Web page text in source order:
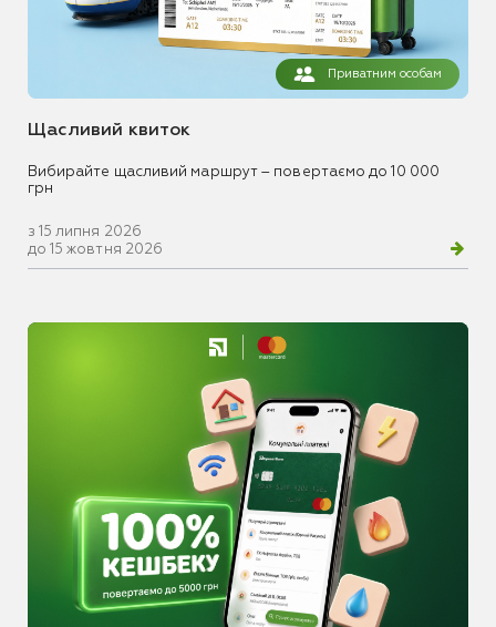
Приватним особам
Щасливий квиток
Вибирайте щасливий маршрут – повертаємо до 10 000
грн
з 15 липня 2026
до 15 жовтня 2026